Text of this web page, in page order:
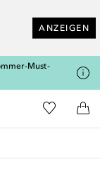
ANZEIGEN
Must-
Douglas Startseite
Zu Meiner